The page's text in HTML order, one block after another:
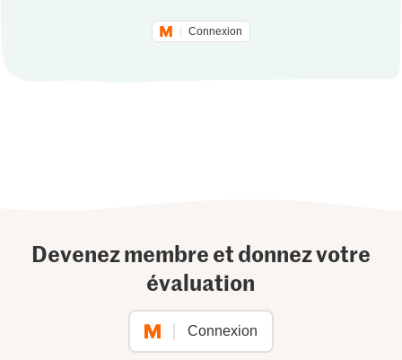
Connexion
Devenez membre et donnez votre
évaluation
Connexion